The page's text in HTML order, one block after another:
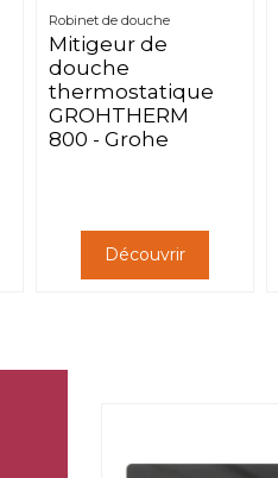
Robinet de douche
Mitigeur de
douche
thermostatique
GROHTHERM
800 - Grohe
Découvrir